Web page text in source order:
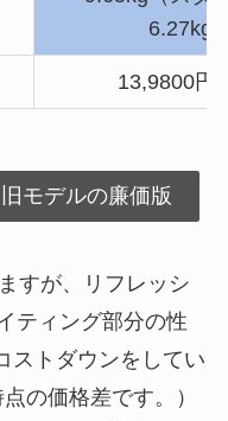
6.27kg
13,9800円/
モデルの廉価版
すが、リフレッシ
ティング部分の性
ストダウンをしてい
の価格差です。）